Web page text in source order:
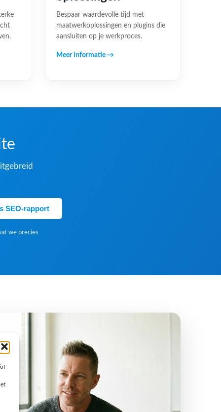
Bespaar waardevolle tijd met
maatwerkoplossingen en plugins die
aansluiten op je werkproces.
Meer informatie →
SEO-rapport
we precies